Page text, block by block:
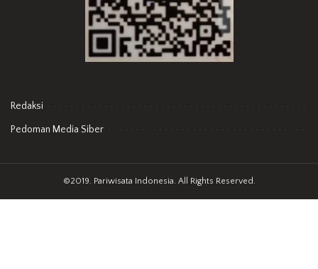
Redaksi
Pedoman Media Siber
©2019. Pariwisata Indonesia. All Rights Reserved.